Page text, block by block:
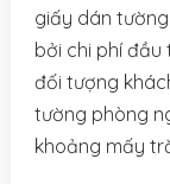
giấy dán
bởi chi phí đầu
đối tượng
tường phòng
khoảng mấy